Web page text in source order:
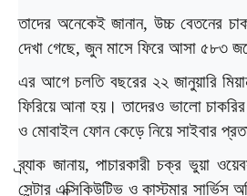
তাদের অনেকেই জানান, উচ্চ বেতনের
দেখা গেছে, জুন মাসে ফিরে আসা ৫৮৩
এর আগে চলতি বছরের ২২ জানুয়ারি
ফিরিয়ে আনা হয়। তাদেরও ভালো চাকরির
ও মোবাইল ফোন কেড়ে নিয়ে সাইবার
ব্র্যাক জানায়, পাচারকারী চক্র ভুয়া
সেন্টার এক্সিকিউটিভ ও কাস্টমার